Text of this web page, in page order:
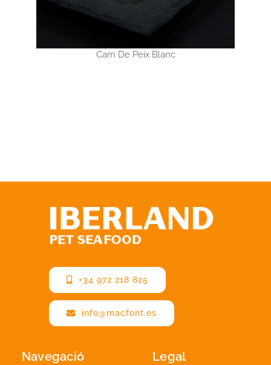
Carn De Peix Blanc
+34 972 218 825
info@macfont.es
Navegació Legal